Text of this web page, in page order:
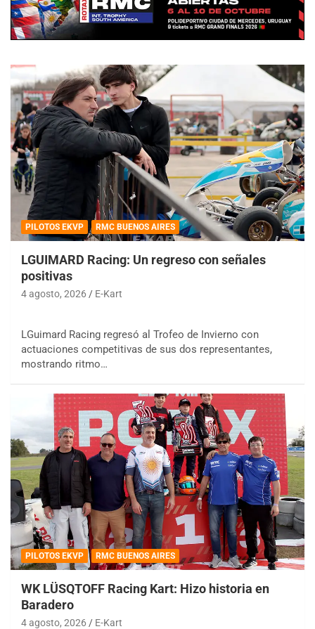
PILOTOS EKVP RMC BUENOS AIRES
LGUIMARD Racing: Un regreso con señales
positivas
4 agosto, 2026 E-Kart
LGuimard Racing regresó al Trofeo de Invierno con
actuaciones competitivas de sus dos representantes,
mostrando ritmo…
PILOTOS EKVP RMC BUENOS AIRES
WK LÜSQTOFF Racing Kart: Hizo historia en
Baradero
4 agosto, 2026 E-Kart